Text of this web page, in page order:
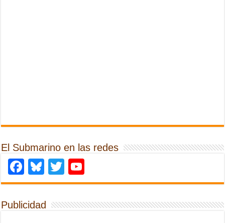
El Submarino en las redes
Facebook
Bluesky
Twitter
Publicidad